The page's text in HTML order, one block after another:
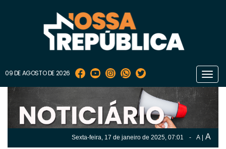
09 DE AGOSTO DE 2026
Sexta-feira, 17 de janeiro de 2025, 07:01 - A A